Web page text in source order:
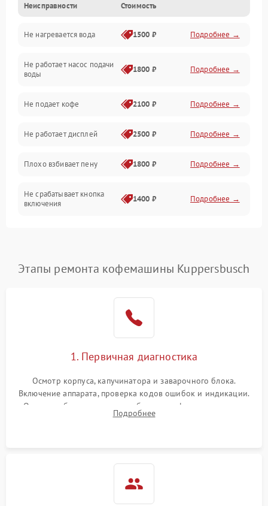
Прочие неисправности
Включение и работа
Проблемы с водой
Проблемы с капучинатором и паром
Управление и электроника
Программное обеспечение
Неисправности Стоимость
Не нагревается вода 1500 ₽ Подробнее →
Не работает насос подачи
воды
1800 ₽ Подробнее →
Не подает кофе 2100 ₽ Подробнее →
Не работает дисплей 2500 ₽ Подробнее →
Плохо взбивает пену 1800 ₽ Подробнее →
Не срабатывает кнопка
включения
1400 ₽ Подробнее →
Подробнее →
Этапы ремонта кофемашины Kuppersbusch
1. Первичная диагностика
Осмотр корпуса, капучинатора и заварочного блока.
Включение аппарата, проверка кодов ошибок и индикации.
Оценка работы помпы, термоблока и кофемолки на слух.
Измерение температуры и давления воды для выявления
Подробнее